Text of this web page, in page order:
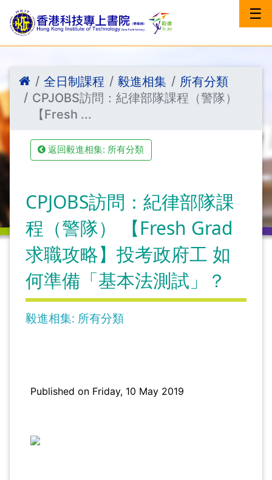
☰
全日制課程 毅進相集
所有分類
CPJOBS訪問：紀律部隊課程（警隊）
【Fresh ...
返回毅進相集: 所有分類
CPJOBS訪問：紀律部隊課
程（警隊） 【Fresh Grad
求職攻略】投考政府工 如
何準備「基本法測試」？
毅進相集: 所有分類
Published on Friday, 10 May 2019